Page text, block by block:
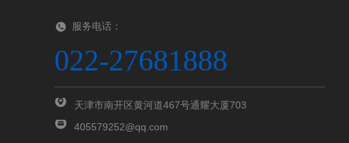
服务电话：
022-27681888
天津市南开区黄河道467号通耀大厦703
405579252@qq.com